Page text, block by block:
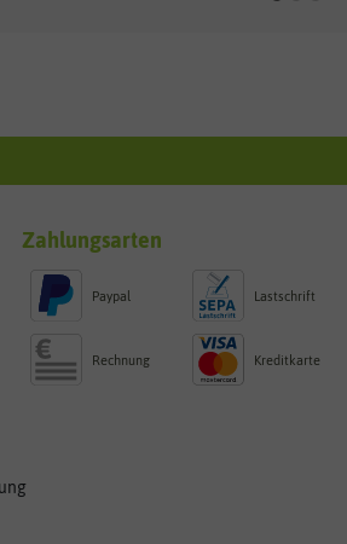
Zahlungsarten
Paypal Lastschrift
Rechnung Kreditkarte